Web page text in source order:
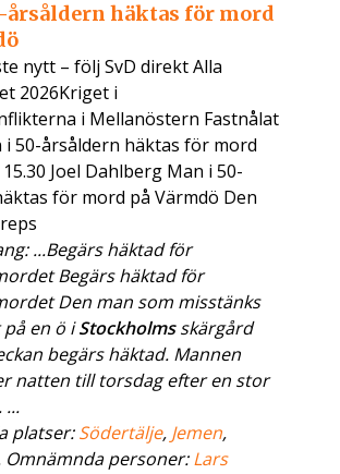
årsåldern häktas för mord
nytt – följ SvD direkt Alla
2026Kriget i
i Mellanöstern Fastnålat
i 50-årsåldern häktas för mord
Joel Dahlberg Man i 50-
för mord på Värmdö Den
...Begärs häktad för
Begärs häktad för
Den man som misstänks
en ö iStockholmsskärgård
begärs häktad. Mannen
natten till torsdag efter en stor
...
platser:Södertälje, Jemen,
Omnämnda personer:Lars